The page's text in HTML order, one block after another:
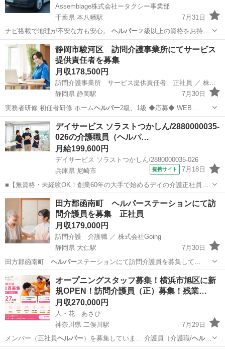
Assemblage株式会社ータクシー事業部
千葉県 本八幡駅
7月31日
ナビ搭載で地理が不安な方も安心。 ヘルパー２級以上の資格をお持ち
の方は、介護タ…
千葉 市川市 本八幡駅 ドライバー 未経験
静岡市駿河区 訪問介護事業所にてサービス
提供責任者を募集
月収178,500円
訪問介護事業所 サービス提供責任者 正社員 ／ 株式会社Going
静岡県 静岡駅
7月30日
実務者研修 初任者研修 ホームヘルパー 2級、1級 ◆応募◆ WEB…
静岡 静岡市 静岡駅 ケアマネージャー
デイサービス ソラストつかしん/2880000035-
026の介護職員（ヘルパ…
月給199,600円
デイサービス ソラストつかしん/2880000035-026
兵庫県 尼崎市
提携サイト 7月18日
■【無資格・未経験OK！創業60年の大手で始めるデイの介護正社員】
兵庫県尼崎市の「ソラストつかしん」では、正社員の介護スタッフを
募集中。大手ならではの安定基盤と研修制度で、ゼロからの介護職デ
ビューをバックアップします！ ...
兵庫 尼崎市 ホームヘルパー
田方郡函南町 ヘルパーステーションにて訪
問介護員を募集 正社員
月収179,000円
訪問介護 介護職 ／ 株式会社Going
静岡県 大仁駅
7月30日
田方郡函南町 ヘルパーステーションにて訪問介護員を募集して…
静岡 田方郡 大仁駅 ホームヘルパー
オープニングスタッフ募集！横浜市旭区に新
規OPEN！訪問介護員（正）募集！残業…
月収270,000円
人・花 あさひ
神奈川県 二俣川駅
7月29日
メンバー（正社員ヘルパー）を募集していま… 介護員（介護職/ヘルパ
ー
） ✅仕事…